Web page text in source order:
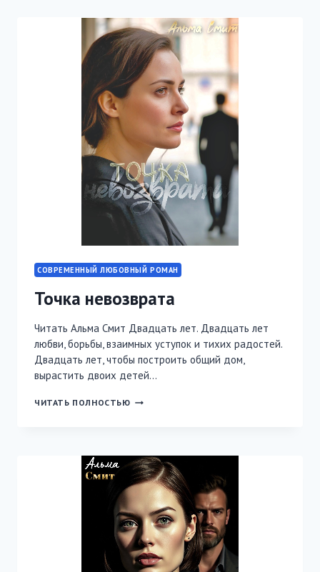
СОВРЕМЕННЫЙ ЛЮБОВНЫЙ РОМАН
Точка невозврата
Читать Альма Смит Двадцать лет. Двадцать лет
любви, борьбы, взаимных уступок и тихих радостей.
Двадцать лет, чтобы построить общий дом,
вырастить двоих детей…
ЧИТАТЬ ПОЛНОСТЬЮ ТОЧКА